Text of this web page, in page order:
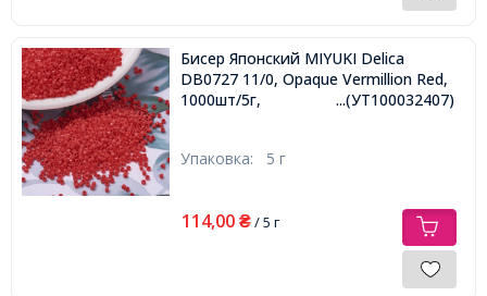
Бисер Японский MIYUKI Delica
DB0727 11/0, Opaque Vermillion Red,
1000шт/5г,
...(УТ100032407)
Упаковка: 5 г
114,00 ₴/ 5 г